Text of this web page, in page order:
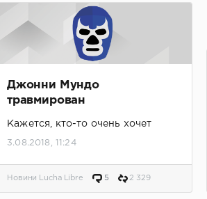
Джонни Мундо
травмирован
Кажется, кто-то очень хочет
нашу премию
3.08.2018, 11:24
Новини Lucha Libre 5 2 329